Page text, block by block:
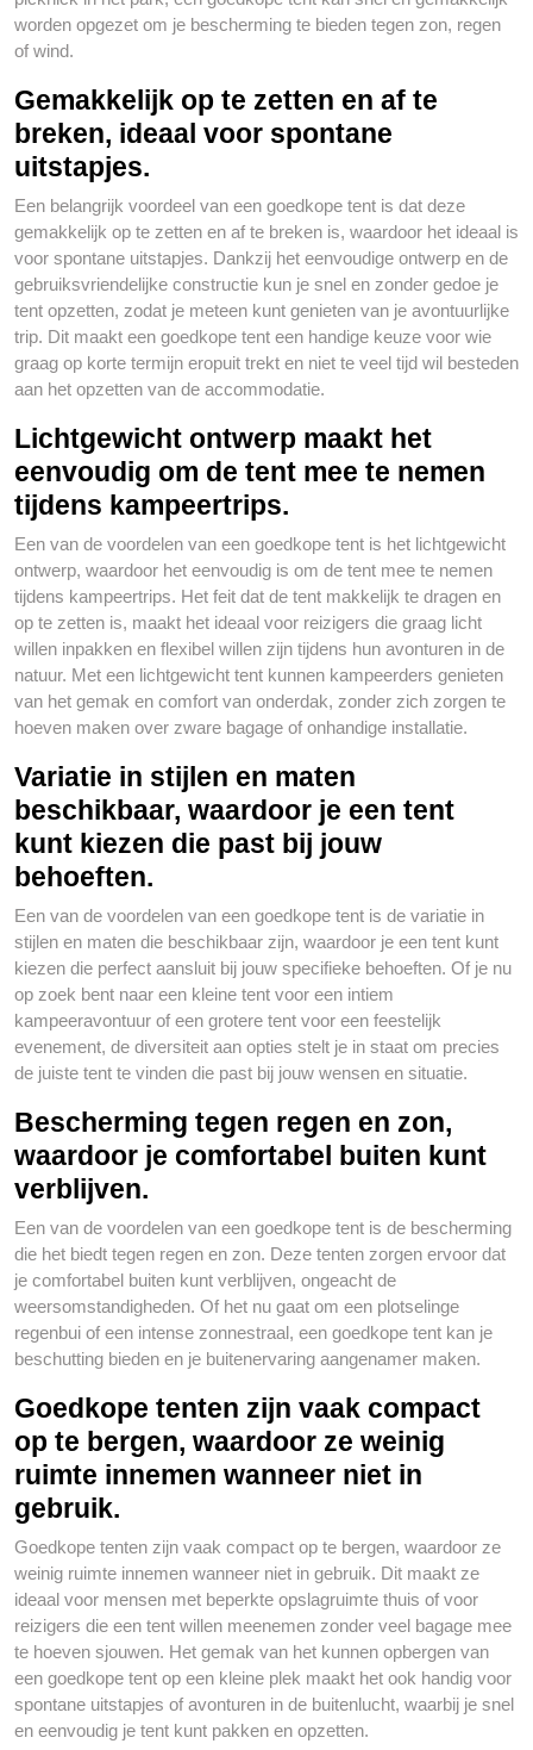
worden opgezet om je bescherming te bieden tegen zon, regen
of wind.
Gemakkelijk op te zetten en af te
breken, ideaal voor spontane
uitstapjes.
Een belangrijk voordeel van een goedkope tent is dat deze
gemakkelijk op te zetten en af te breken is, waardoor het ideaal is
voor spontane uitstapjes. Dankzij het eenvoudige ontwerp en de
gebruiksvriendelijke constructie kun je snel en zonder gedoe je
tent opzetten, zodat je meteen kunt genieten van je avontuurlijke
trip. Dit maakt een goedkope tent een handige keuze voor wie
graag op korte termijn eropuit trekt en niet te veel tijd wil besteden
aan het opzetten van de accommodatie.
Lichtgewicht ontwerp maakt het
eenvoudig om de tent mee te nemen
tijdens kampeertrips.
Een van de voordelen van een goedkope tent is het lichtgewicht
ontwerp, waardoor het eenvoudig is om de tent mee te nemen
tijdens kampeertrips. Het feit dat de tent makkelijk te dragen en
op te zetten is, maakt het ideaal voor reizigers die graag licht
willen inpakken en flexibel willen zijn tijdens hun avonturen in de
natuur. Met een lichtgewicht tent kunnen kampeerders genieten
van het gemak en comfort van onderdak, zonder zich zorgen te
hoeven maken over zware bagage of onhandige installatie.
Variatie in stijlen en maten
beschikbaar, waardoor je een tent
kunt kiezen die past bij jouw
behoeften.
Een van de voordelen van een goedkope tent is de variatie in
stijlen en maten die beschikbaar zijn, waardoor je een tent kunt
kiezen die perfect aansluit bij jouw specifieke behoeften. Of je nu
op zoek bent naar een kleine tent voor een intiem
kampeeravontuur of een grotere tent voor een feestelijk
evenement, de diversiteit aan opties stelt je in staat om precies
de juiste tent te vinden die past bij jouw wensen en situatie.
Bescherming tegen regen en zon,
waardoor je comfortabel buiten kunt
verblijven.
Een van de voordelen van een goedkope tent is de bescherming
die het biedt tegen regen en zon. Deze tenten zorgen ervoor dat
je comfortabel buiten kunt verblijven, ongeacht de
weersomstandigheden. Of het nu gaat om een plotselinge
regenbui of een intense zonnestraal, een goedkope tent kan je
beschutting bieden en je buitenervaring aangenamer maken.
Goedkope tenten zijn vaak compact
op te bergen, waardoor ze weinig
ruimte innemen wanneer niet in
gebruik.
Goedkope tenten zijn vaak compact op te bergen, waardoor ze
weinig ruimte innemen wanneer niet in gebruik. Dit maakt ze
ideaal voor mensen met beperkte opslagruimte thuis of voor
reizigers die een tent willen meenemen zonder veel bagage mee
te hoeven sjouwen. Het gemak van het kunnen opbergen van
een goedkope tent op een kleine plek maakt het ook handig voor
spontane uitstapjes of avonturen in de buitenlucht, waarbij je snel
en eenvoudig je tent kunt pakken en opzetten.